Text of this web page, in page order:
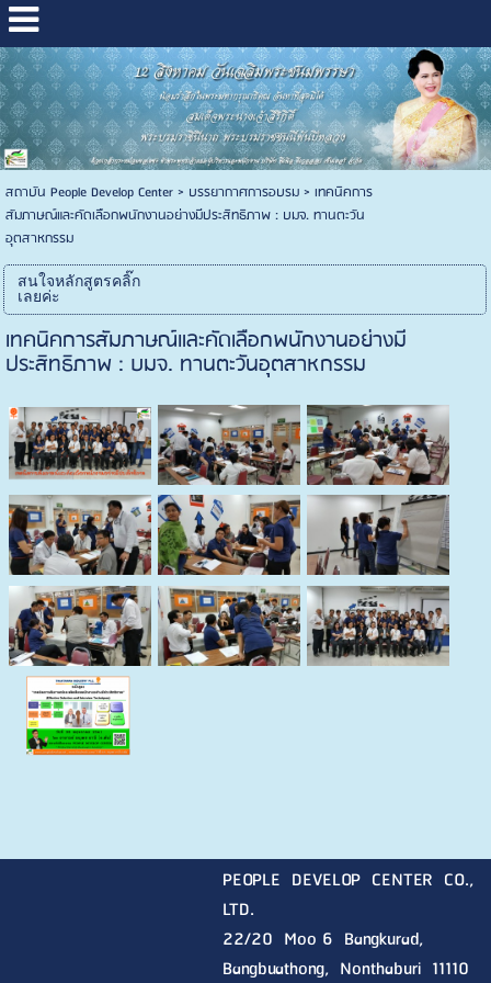
สถาบัน People Develop Center> บรรยากาศการอบรม> เทคนิคการ
สัมภาษณ์และคัดเลือกพนักงานอย่างมีประสิทธิภาพ : บมจ. ทานตะวัน
อุตสาหกรรม
สนใจหลักสูตรคลิ๊ก
เลยค่ะ
เทคนิคการสัมภาษณ์และคัดเลือกพนักงานอย่างมี
ประสิทธิภาพ : บมจ. ทานตะวันอุตสาหกรรม
PEOPLE DEVELOP CENTER CO.,
LTD.
22/20 Moo 6 Bangkurad,
Bangbuathong, Nonthaburi 11110